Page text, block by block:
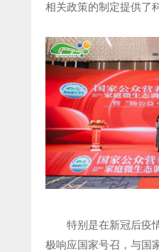
相关政策的制定提供了
特别是在新冠后疫
极响应国家号召，与国